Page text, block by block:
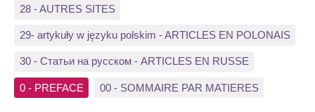
28 - AUTRES SITES
29- artykuły w języku polskim - ARTICLES EN POLONAIS
30 - Статьи на русском - ARTICLES EN RUSSE
0 - PREFACE 00 - SOMMAIRE PAR MATIERES